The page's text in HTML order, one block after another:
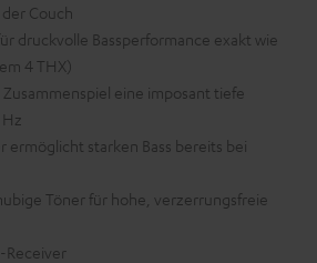
Couch
druckvolle Bassperformance exakt wie
4 THX)
Zusammenspiel eine imposant tiefe
ermöglicht starken Bass bereits bei
Töner für hohe, verzerrungsfreie
Receiver